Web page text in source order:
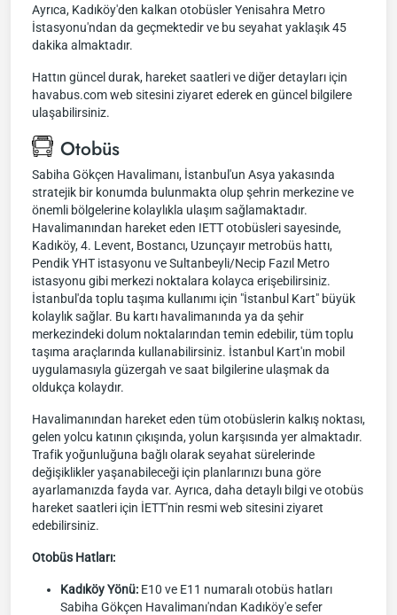
Ayrıca, Kadıköy'den kalkan otobüsler Yenisahra Metro
İstasyonu'ndan da geçmektedir ve bu seyahat yaklaşık 45
dakika almaktadır.
Hattın güncel durak, hareket saatleri ve diğer detayları için
havabus.com web sitesini ziyaret ederek en güncel bilgilere
ulaşabilirsiniz.
Otobüs
Sabiha Gökçen Havalimanı, İstanbul'un Asya yakasında
stratejik bir konumda bulunmakta olup şehrin merkezine ve
önemli bölgelerine kolaylıkla ulaşım sağlamaktadır.
Havalimanından hareket eden IETT otobüsleri sayesinde,
Kadıköy, 4. Levent, Bostancı, Uzunçayır metrobüs hattı,
Pendik YHT istasyonu ve Sultanbeyli/Necip Fazıl Metro
istasyonu gibi merkezi noktalara kolayca erişebilirsiniz.
İstanbul'da toplu taşıma kullanımı için "İstanbul Kart" büyük
kolaylık sağlar. Bu kartı havalimanında ya da şehir
merkezindeki dolum noktalarından temin edebilir, tüm toplu
taşıma araçlarında kullanabilirsiniz. İstanbul Kart'ın mobil
uygulamasıyla güzergah ve saat bilgilerine ulaşmak da
oldukça kolaydır.
Havalimanından hareket eden tüm otobüslerin kalkış noktası,
gelen yolcu katının çıkışında, yolun karşısında yer almaktadır.
Trafik yoğunluğuna bağlı olarak seyahat sürelerinde
değişiklikler yaşanabileceği için planlarınızı buna göre
ayarlamanızda fayda var. Ayrıca, daha detaylı bilgi ve otobüs
hareket saatleri için İETT'nin resmi web sitesini ziyaret
edebilirsiniz.
Otobüs Hatları:
Kadıköy Yönü: E10 ve E11 numaralı otobüs hatları
Sabiha Gökçen Havalimanı'ndan Kadıköy'e sefer